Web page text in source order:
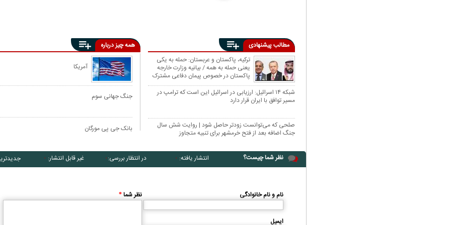
مطالب پیشنهادی
ترکیه، پاکستان و عربستان: حمله به یکی
یعنی حمله به همه / بیانیه وزارت خارجه
پاکستان در خصوص پیمان دفاعی مشترک
مکه
شبکه ۱۴ اسرائیل: ارزیابی در اسرائیل این است که ترامپ در
مسیر توافق با ایران قرار دارد
صلحی که می‌توانست زودتر حاصل شود | روایت شش سال
جنگ اضافه بعد از فتح خرمشهر برای تنبیه متجاوز
همه چیز درباره
آمریکا
جنگ جهانی سوم
بانک جی پی مورگان
نظر شما چیست؟ انتشار یافته: ۰ در انتظار بررسی: ۰ غیر قابل انتشار: ۰
نام و نام خانوادگی
ایمیل
نظر شما*